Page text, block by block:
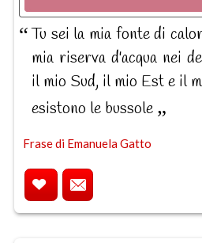
Tu sei la mia fonte di
mia riserva d'acqua nei
il mio Sud, il mio Est e il
esistono le bussole
Frase di Emanuela Gatto